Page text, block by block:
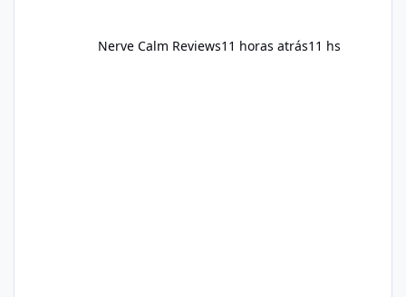
Nerve Calm Reviews11 horas atrás11 hs